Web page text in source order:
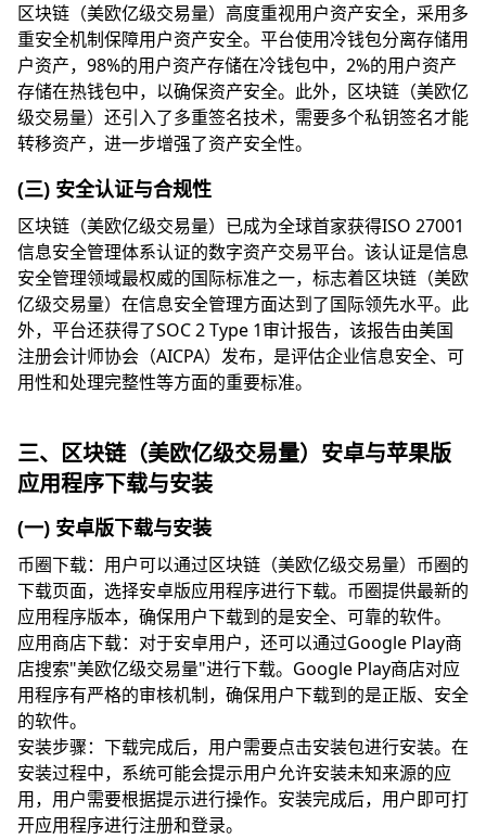
区块链（美欧亿级交易量）高度重视用户资产安全，采用多
重安全机制保障用户资产安全。平台使用冷钱包分离存储用
户资产，98%的用户资产存储在冷钱包中，2%的用户资产
存储在热钱包中，以确保资产安全。此外，区块链（美欧亿
级交易量）还引入了多重签名技术，需要多个私钥签名才能
转移资产，进一步增强了资产安全性。
(三) 安全认证与合规性
区块链（美欧亿级交易量）已成为全球首家获得ISO 27001
信息安全管理体系认证的数字资产交易平台。该认证是信息
安全管理领域最权威的国际标准之一，标志着区块链（美欧
亿级交易量）在信息安全管理方面达到了国际领先水平。此
外，平台还获得了SOC 2 Type 1审计报告，该报告由美国
注册会计师协会（AICPA）发布，是评估企业信息安全、可
用性和处理完整性等方面的重要标准。
三、区块链（美欧亿级交易量）安卓与苹果版
应用程序下载与安装
(一) 安卓版下载与安装
币圈下载：用户可以通过区块链（美欧亿级交易量）币圈的
下载页面，选择安卓版应用程序进行下载。币圈提供最新的
应用程序版本，确保用户下载到的是安全、可靠的软件。
应用商店下载：对于安卓用户，还可以通过Google Play商
店搜索"美欧亿级交易量"进行下载。Google Play商店对应
用程序有严格的审核机制，确保用户下载到的是正版、安全
的软件。
安装步骤：下载完成后，用户需要点击安装包进行安装。在
安装过程中，系统可能会提示用户允许安装未知来源的应
用，用户需要根据提示进行操作。安装完成后，用户即可打
开应用程序进行注册和登录。